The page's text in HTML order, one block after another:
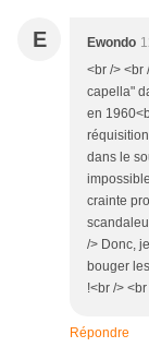
E Ewondo
<br /> <br
capella"
en
dans le
crainte
/> Donc,
bouger
!<br />
Répondre